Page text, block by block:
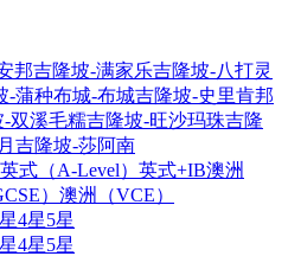
邦吉隆坡-满家乐吉隆坡-八打灵
-蒲种布城-布城吉隆坡-史里肯邦
-双溪毛糯吉隆坡-旺沙玛珠吉隆
吉隆坡-莎阿南
英式（A-Level） 英式+IB澳洲
） 澳洲（VCE）
4星5星
4星5星